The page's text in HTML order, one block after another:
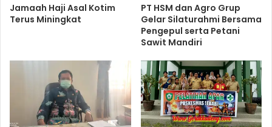
Jamaah Haji Asal Kotim
Terus Miningkat
PT HSM dan Agro Grup
Gelar Silaturahmi Bersama
Pengepul serta Petani
Sawit Mandiri